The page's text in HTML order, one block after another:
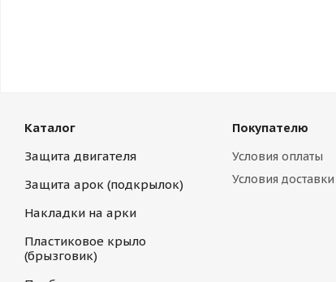
Каталог
Защита двигателя
Защита арок (подкрылок)
Накладки на арки
Пластиковое крыло
(брызговик)
Покупателю
Условия оплаты
Условия доставки